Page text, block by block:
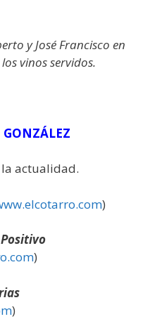
y José Francisco en
vinos servidos.
GONZÁLEZ
actualidad.
)
)
)